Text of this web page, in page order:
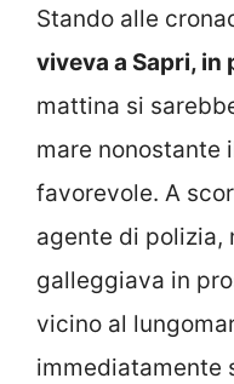
Stando alle
viveva a Sapri, in
mattina si
mare nonostante
favorevole. A
agente di polizia,
galleggiava in
vicino al
immediatamente